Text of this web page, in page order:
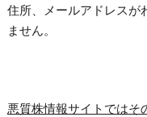
住所、メールアドレスが
ません。
悪質株情報サイトではそ